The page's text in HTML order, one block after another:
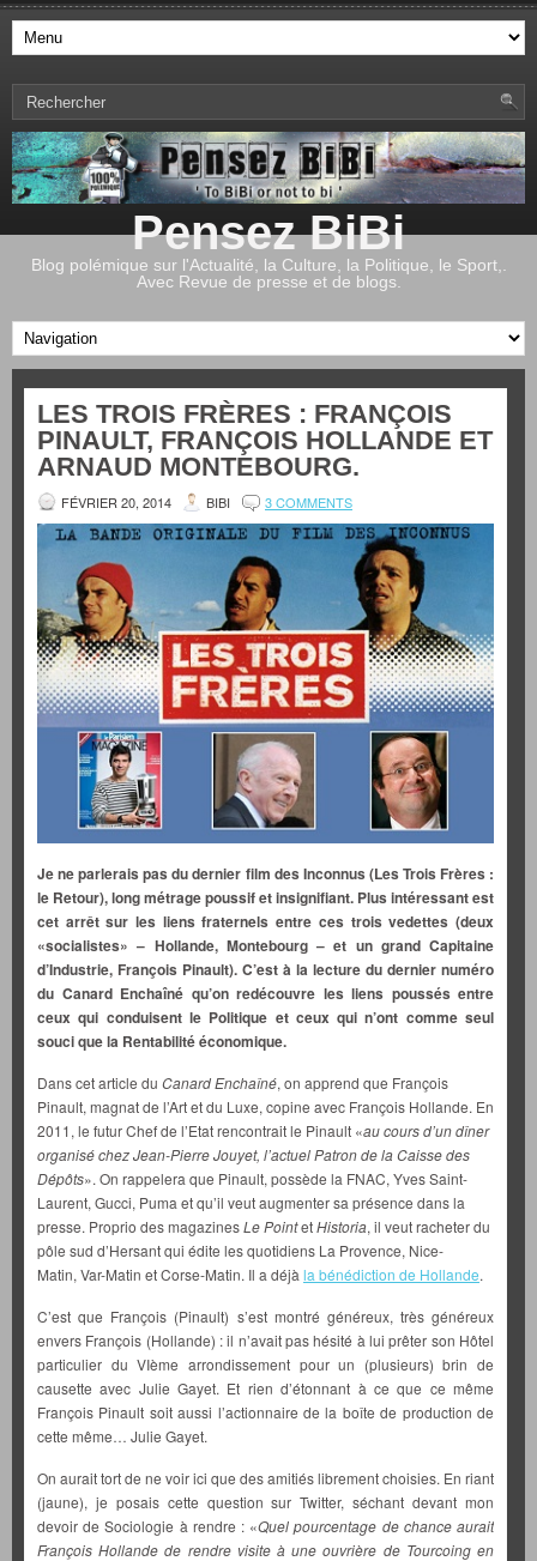
Pensez BiBi
Blog polémique sur l'Actualité, la Culture, la Politique, le Sport,.
Avec Revue de presse et de blogs.
LES TROIS FRÈRES : FRANÇOIS
PINAULT, FRANÇOIS HOLLANDE ET
ARNAUD MONTEBOURG.
FÉVRIER 20, 2014 BIBI 3 COMMENTS
Je ne parlerais pas du dernier film des Inconnus (Les Trois Frères :
le Retour), long métrage poussif et insignifiant. Plus intéressant est
cet arrêt sur les liens fraternels entre ces trois vedettes (deux
«socialistes» – Hollande, Montebourg – et un grand Capitaine
d’Industrie, François Pinault). C’est à la lecture du dernier numéro
du Canard Enchaîné qu’on redécouvre les liens poussés entre
ceux qui conduisent le Politique et ceux qui n’ont comme seul
souci que la Rentabilité économique.
Dans cet article du Canard Enchaîné, on apprend que François
Pinault, magnat de l’Art et du Luxe, copine avec François Hollande. En
2011, le futur Chef de l’Etat rencontrait le Pinault «au cours d’un dîner
organisé chez Jean-Pierre Jouyet, l’actuel Patron de la Caisse des
Dépôts». On rappelera que Pinault, possède la FNAC, Yves Saint-
Laurent, Gucci, Puma et qu’il veut augmenter sa présence dans la
presse. Proprio des magazinesLe PointetHistoria, il veut racheter du
pôle sud d’Hersant qui édite les quotidiens La Provence, Nice-
Matin, Var-Matin et Corse-Matin. Il a déjà la bénédiction de Hollande.
C’est que François (Pinault) s’est montré généreux, très généreux
envers François (Hollande) : il n’avait pas hésité à lui prêter son Hôtel
particulier du VIème arrondissement pour un (plusieurs) brin de
causette avec Julie Gayet. Et rien d’étonnant à ce que ce même
François Pinault soit aussi l’actionnaire de la boîte de production de
cette même… Julie Gayet.
On aurait tort de ne voir ici que des amitiés librement choisies. En riant
(jaune), je posais cette question sur Twitter, séchant devant mon
devoir de Sociologie à rendre : «Quel pourcentage de chance aurait
François Hollande de rendre visite à une ouvrière de Tourcoing en